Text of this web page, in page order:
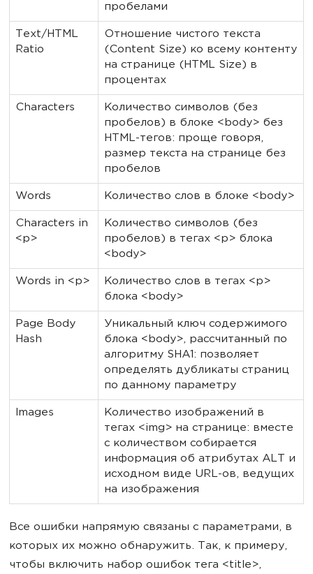
пробелами
Text/HTML
Ratio
Отношение чистого текста
(Content Size) ко всему контенту
на странице (HTML Size) в
процентах
Characters
Количество символов (без
пробелов) в блоке <body> без
HTML-тегов: проще говоря,
размер текста на странице без
пробелов
Words Количество слов в блоке <body>
Characters in
<p>
Количество символов (без
пробелов) в тегах <p> блока
<body>
Words in <p>
Количество слов в тегах <p>
блока <body>
Page Body
Hash
Уникальный ключ содержимого
блока <body>, рассчитанный по
алгоритму SHA1: позволяет
определять дубликаты страниц
по данному параметру
Images
Количество изображений в
тегах <img> на странице: вместе
с количеством собирается
информация об атрибутах ALT и
исходном виде URL-ов, ведущих
на изображения
Все ошибки напрямую связаны с параметрами, в
которых их можно обнаружить. Так, к примеру,
чтобы включить набор ошибок тега <title>,